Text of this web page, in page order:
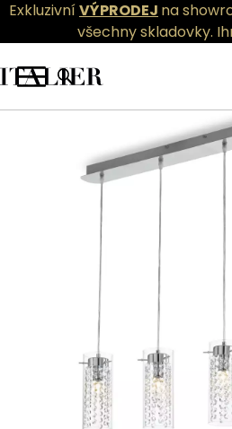
ExkluzivníVÝPRODEJ na
všechny skladovky.